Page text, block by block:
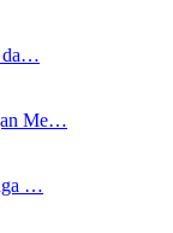
da…
Me…
…